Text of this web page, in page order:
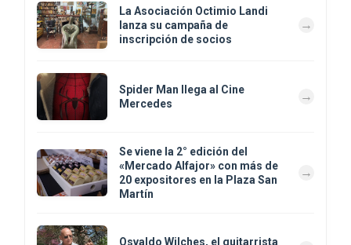
La Asociación Octimio Landi
lanza su campaña de
inscripción de socios
Spider Man llega al Cine
Mercedes
Se viene la 2° edición del
«Mercado Alfajor» con más de
20 expositores en la Plaza San
Martín
Osvaldo Wilches, el guitarrista